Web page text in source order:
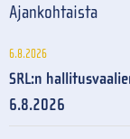
Ajankohtaista
6.8.2026
SRL:n
6.8.2026